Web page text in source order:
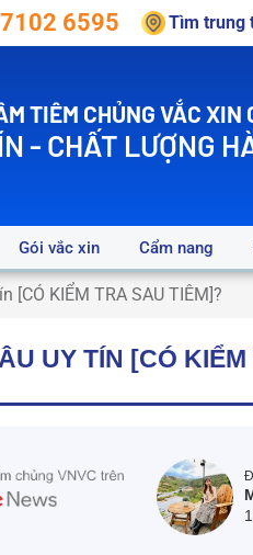
6595 Tìm trung
TIÊM CHỦNG VẮC XIN
- CHẤT LƯỢNG
Gói vắc xin Cẩm nang
KIỂM TRA SAU TIÊM]?
UY TÍN [CÓ KIỂM